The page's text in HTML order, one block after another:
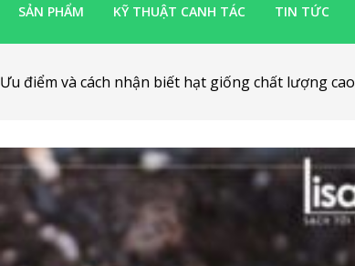
SẢN PHẨM KỸ THUẬT CANH TÁC TIN TỨC
Ưu điểm và cách nhận biết hạt giống chất lượng cao